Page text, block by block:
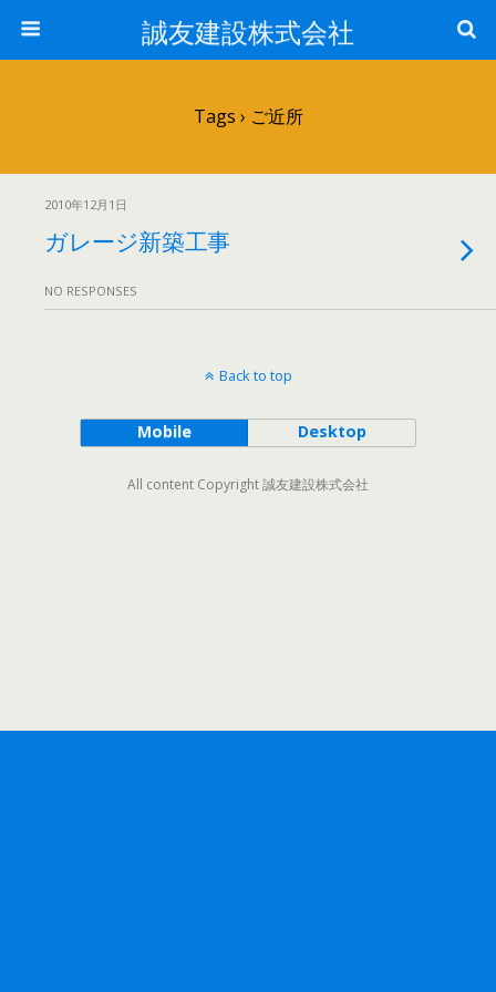
誠友建設株式会社
Tags › ご近所
2010年12月1日
ガレージ新築工事
NO RESPONSES
Back to top
Mobile Desktop
All content Copyright 誠友建設株式会社